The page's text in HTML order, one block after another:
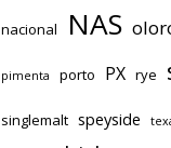
nacional NAS
pimenta porto PX rye
singlemalt speyside